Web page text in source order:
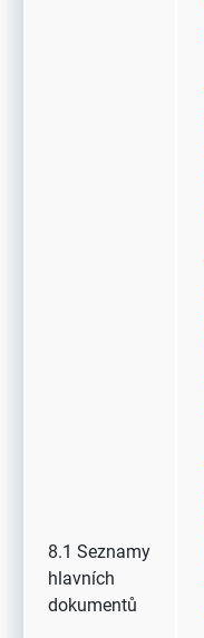
8.1 Seznamy
hlavních
dokumentů